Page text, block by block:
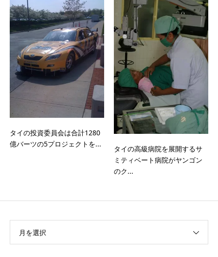
タイの投資委員会は合計1280
億バーツの5プロジェクトを...
タイの高級病院を展開するサ
ミティベート病院がヤンゴン
のク...
月を選択